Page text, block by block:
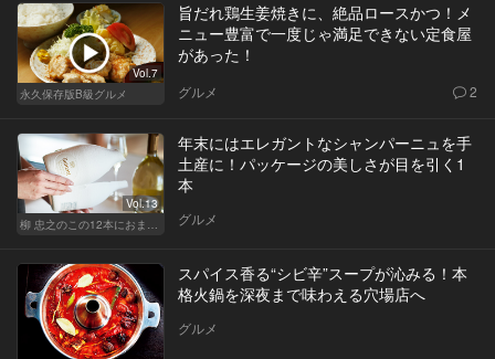
Vol.7
永久保存版B級グルメ
旨だれ鶏生姜焼きに、絶品ロースかつ！メ
ニュー豊富で一度じゃ満足できない定食屋
があった！
グルメ 2
Vol.13
柳 忠之のこの12本におまかせ
年末にはエレガントなシャンパーニュを手
土産に！パッケージの美しさが目を引く1
本
グルメ
スパイス香る“シビ辛”スープが沁みる！本
格火鍋を深夜まで味わえる穴場店へ
グルメ